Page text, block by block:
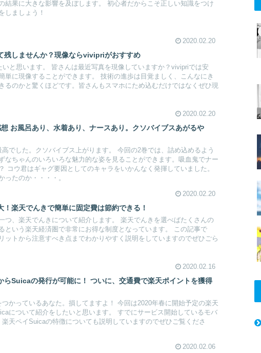
結果に大きな影響を及ぼします。 初心者だからこそ正しい知識をつけ
しましょう！
2020.02.20
残しませんか？現像ならvivipriがおすすめ
と思います。 皆さんは最近写真を現像していますか？vivipriでは安
単に現像することができます。 技術の進歩は目覚ましく、こんなにき
るのかと驚くほどです。皆さんもスマホにため込むだけではなくぜひ現
2020.02.20
お風呂あり、水着あり、ナースあり。クソバイブスあがるや
でした。クソバイブス上がります。 今回の2巻では、詰め込めるよう
なちゃんのいろいろな魅力的な姿を見ることができます。吸血鬼でナー
コウ君はギャグ要因としてのキャラをいかんなく発揮していました。
ったのか・・・・。
2020.02.20
楽天でんきで簡単に固定費は節約できる！
つ、楽天でんきについて紹介します。 楽天でんきを選べばたくさんの
という楽天経済圏で非常にお得な制度となっています。 この記事で
ットから注意すべき点までわかりやすく説明をしていますのでぜひごら
2020.02.16
らSuicaの発行が可能に！ ついに、交通費で楽天ポイントを獲得
かっているあなた。損してますよ！ 今回は2020年春に開始予定の楽天
について紹介をしたいと思います。 すでにサービス開始しているモバ
天ペイSuicaの特徴についても説明していますのでぜひご覧くださ
2020.02.06